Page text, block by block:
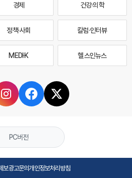
경제 건강·의학
정책·사회 칼럼·인터뷰
MEDI·K 헬스인뉴스
PC버전
보광고문의개인정보처리방침